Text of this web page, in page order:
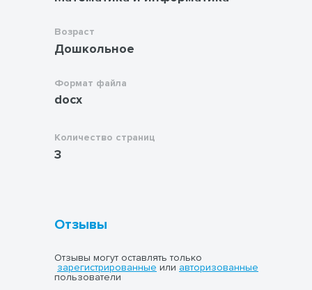
Возраст
Дошкольное
Формат файла
docx
Количество страниц
3
Отзывы
Отзывы могут оставлять только
зарегистрированные или авторизованные
пользователи